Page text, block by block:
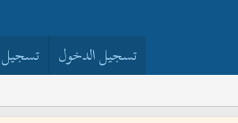
تسجيل الدخول تسجيل